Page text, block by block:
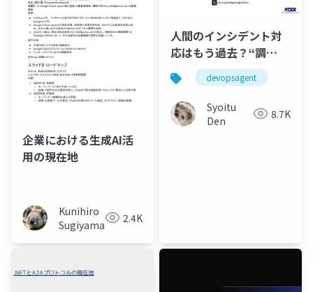
企業における生成AI活
用の現在地
Kunihiro
Sugiyama
2.4K
人間のインシデント対
応はもう過去？“調
査”を加速するAWS
DevOps Agent
devopsagent
Syoitu
Den
8.7K